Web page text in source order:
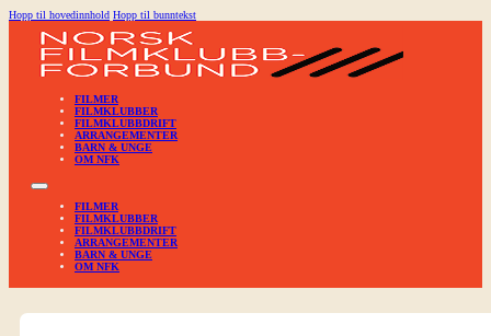
Hopp til hovedinnhold Hopp til bunntekst
FILMER
FILMKLUBBER
FILMKLUBBDRIFT
ARRANGEMENTER
BARN & UNGE
OM NFK
FILMER
FILMKLUBBER
FILMKLUBBDRIFT
ARRANGEMENTER
BARN & UNGE
OM NFK